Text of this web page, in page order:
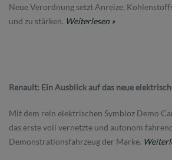
Neue Verordnung setzt Anreize,
und zu stärken. Weiterlesen »
Renault: Ein Ausblick auf das neue
Mit dem rein elektrischen Symbioz Demo
das erste voll vernetzte und autonom
Demonstrationsfahrzeug der Marke.